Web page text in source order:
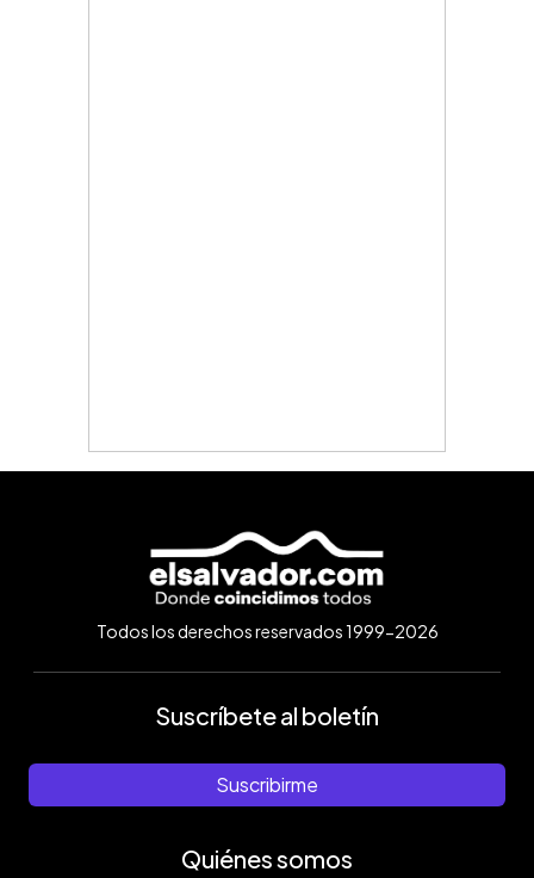
Todos los derechos reservados 1999-2026
Suscríbete al boletín
Suscribirme
Quiénes somos